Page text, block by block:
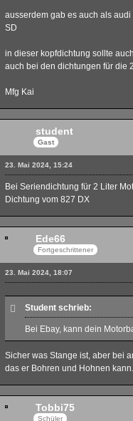
ausserdem gab es auch als
SD
in dieser kopfdichtung sollte
auch bei den dichtungen für die
Mfg Kai
student
Gast
23. Mai 2024, 15:24
Bei Seriendichtung für 2 Liter
Dichtung vom 827 DX
Ede66
Fortgeschrittener
23. Mai 2024, 18:07
Student schrieb:
Bei Ebay, kann dein
Sicher was Stange ist, aber bei
das er Bohren und Hohnen
Tobbi75
Schüler